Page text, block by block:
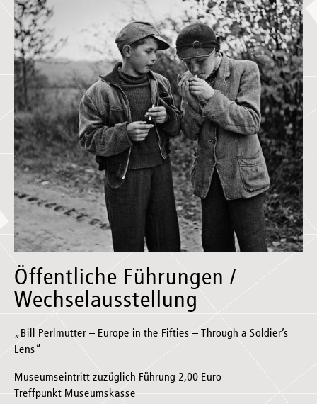
Öffentliche Führungen /
Wechselausstellung
„Bill Perlmutter – Europe in the Fifties – Through a Soldier’s
Lens“
Museumseintritt zuzüglich Führung 2,00 Euro
Treffpunkt Museumskasse